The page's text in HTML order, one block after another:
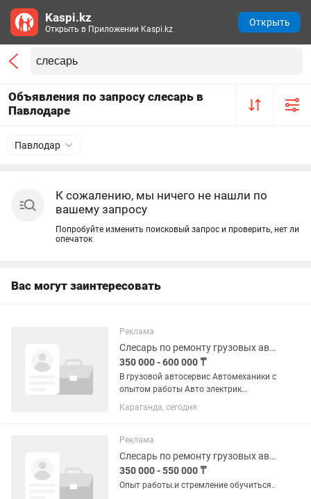
Объявления по запросу слесарь в
Павлодаре
Павлодар
К сожалению, мы ничего не нашли по
вашему запросу
Попробуйте изменить поисковый запрос и проверить, нет ли
опечаток
Вас могут заинтересовать
Реклама
Слесарь по ремонту грузовых автомобилей
350 000 - 600 000 ₸
В грузовой автосервис Автомеханики с
опытом работы Авто электрик
Автомеханик по ремонту воздушных
тормозных систем. Полный соц покет ,
Караганда, сегодня
Реклама
Слесарь по ремонту грузовых авто
350 000 - 550 000 ₸
Опыт работы.и стремление обучиться..
Kaspi.kz
Открыть в Приложении Kaspi.kz
Открыть